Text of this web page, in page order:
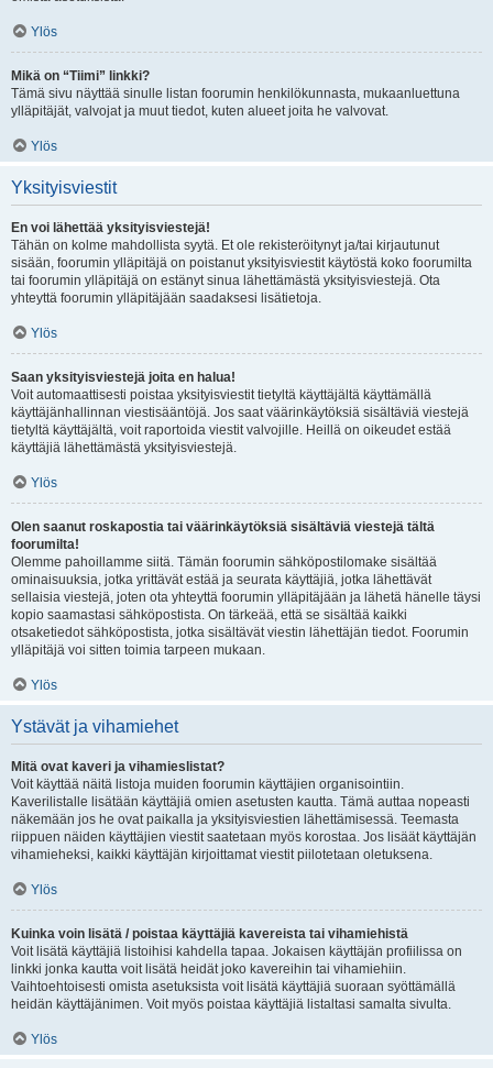
Ylös
Mikä on “Tiimi” linkki?
Tämä sivu näyttää sinulle listan foorumin henkilökunnasta, mukaanluettuna
ylläpitäjät, valvojat ja muut tiedot, kuten alueet joita he valvovat.
Ylös
Yksityisviestit
En voi lähettää yksityisviestejä!
Tähän on kolme mahdollista syytä. Et ole rekisteröitynyt ja/tai kirjautunut
sisään, foorumin ylläpitäjä on poistanut yksityisviestit käytöstä koko foorumilta
tai foorumin ylläpitäjä on estänyt sinua lähettämästä yksityisviestejä. Ota
yhteyttä foorumin ylläpitäjään saadaksesi lisätietoja.
Ylös
Saan yksityisviestejä joita en halua!
Voit automaattisesti poistaa yksityisviestit tietyltä käyttäjältä käyttämällä
käyttäjänhallinnan viestisääntöjä. Jos saat väärinkäytöksiä sisältäviä viestejä
tietyltä käyttäjältä, voit raportoida viestit valvojille. Heillä on oikeudet estää
käyttäjiä lähettämästä yksityisviestejä.
Ylös
Olen saanut roskapostia tai väärinkäytöksiä sisältäviä viestejä tältä
foorumilta!
Olemme pahoillamme siitä. Tämän foorumin sähköpostilomake sisältää
ominaisuuksia, jotka yrittävät estää ja seurata käyttäjiä, jotka lähettävät
sellaisia viestejä, joten ota yhteyttä foorumin ylläpitäjään ja lähetä hänelle täysi
kopio saamastasi sähköpostista. On tärkeää, että se sisältää kaikki
otsaketiedot sähköpostista, jotka sisältävät viestin lähettäjän tiedot. Foorumin
ylläpitäjä voi sitten toimia tarpeen mukaan.
Ylös
Ystävät ja vihamiehet
Mitä ovat kaveri ja vihamieslistat?
Voit käyttää näitä listoja muiden foorumin käyttäjien organisointiin.
Kaverilistalle lisätään käyttäjiä omien asetusten kautta. Tämä auttaa nopeasti
näkemään jos he ovat paikalla ja yksityisviestien lähettämisessä. Teemasta
riippuen näiden käyttäjien viestit saatetaan myös korostaa. Jos lisäät käyttäjän
vihamieheksi, kaikki käyttäjän kirjoittamat viestit piilotetaan oletuksena.
Ylös
Kuinka voin lisätä / poistaa käyttäjiä kavereista tai vihamiehistä
Voit lisätä käyttäjiä listoihisi kahdella tapaa. Jokaisen käyttäjän profiilissa on
linkki jonka kautta voit lisätä heidät joko kavereihin tai vihamiehiin.
Vaihtoehtoisesti omista asetuksista voit lisätä käyttäjiä suoraan syöttämällä
heidän käyttäjänimen. Voit myös poistaa käyttäjiä listaltasi samalta sivulta.
Ylös